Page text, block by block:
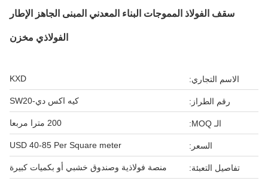
سقف الفولاذ المموجات البناء المعدني المبنى الجاهز الإطار
الفولاذي مخزن
الاسم التجاري: KXD
رقم الطراز: كيه اكس دي-SW20
الـ MOQ: 200 مترا مربعا
السعر: USD 40-85 Per Square meter
تفاصيل التعبئة: منصة فولاذية وصندوق خشبي أو بكميات كبيرة